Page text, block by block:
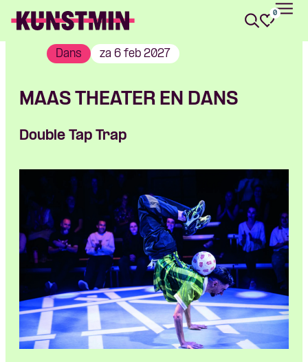
Skip navigatie
0
Dans za 6 feb 2027
MAAS THEATER EN DANS
Double Tap Trap